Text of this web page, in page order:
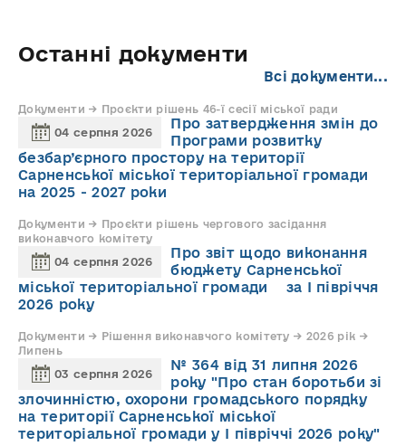
Останні документи
Всі документи...
Документи → Проєкти рішень 46-ї сесії міської ради
04 серпня 2026
Про затвердження змін до
Програми розвитку
безбар’єрного простору на території
Сарненської міської територіальної громади
на 2025 - 2027 роки
Документи → Проєкти рішень чергового засідання
виконавчого комітету
04 серпня 2026
Про звіт щодо виконання
бюджету Сарненської
міської територіальної громади за І півріччя
2026 року
Документи → Рішення виконавчого комітету → 2026 рік →
Липень
03 серпня 2026
№ 364 від 31 липня 2026
року "Про стан боротьби зі
злочинністю, охорони громадського порядку
на території Сарненської міської
територіальної громади у І півріччі 2026 року"